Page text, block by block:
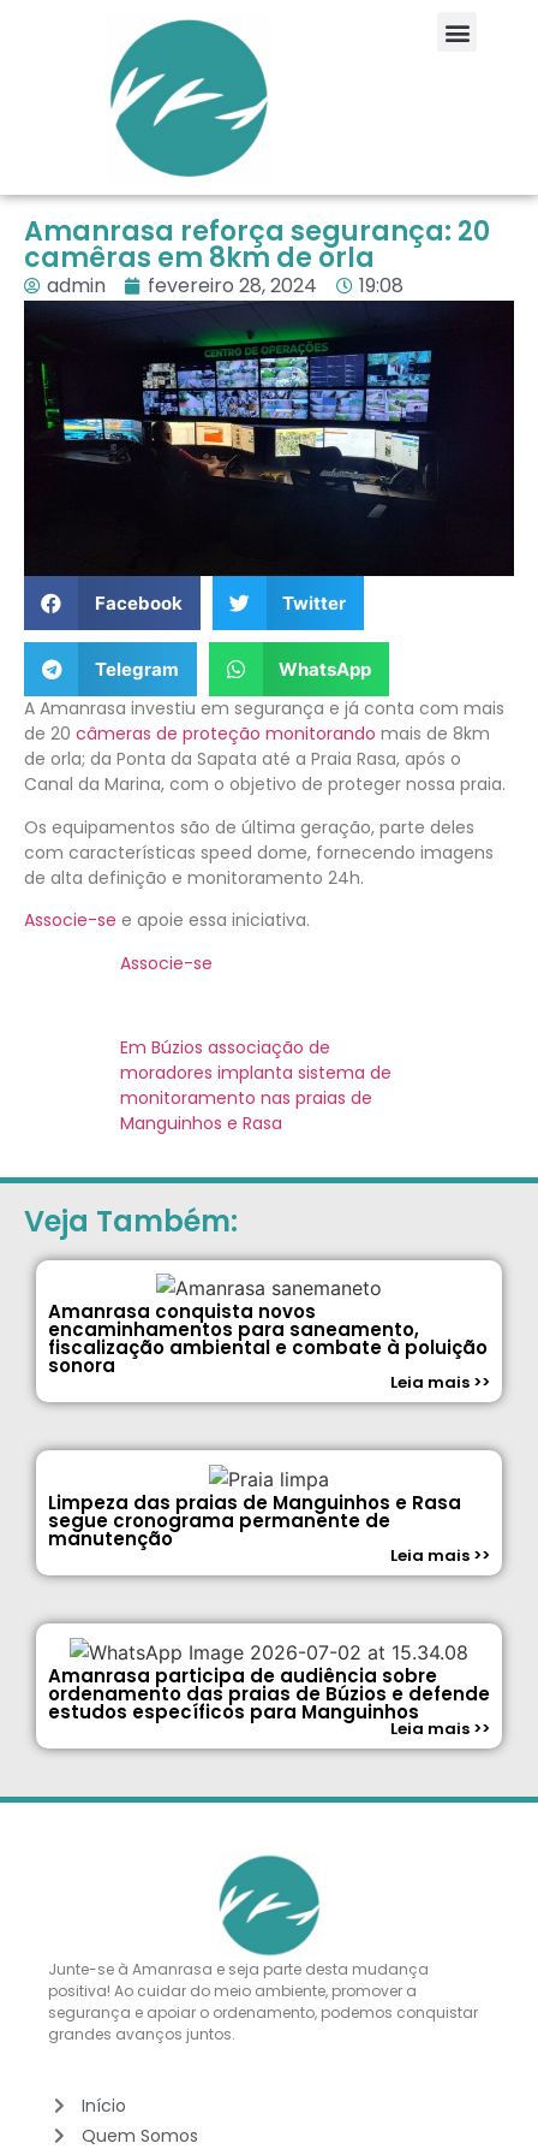
Amanrasa reforça segurança: 20
camêras em 8km de orla
admin fevereiro 28, 2024 19:08
Facebook Twitter
Telegram WhatsApp
A Amanrasa investiu em segurança e já conta com mais
de 20 câmeras de proteção monitorando mais de 8km
de orla; da Ponta da Sapata até a Praia Rasa, após o
Canal da Marina, com o objetivo de proteger nossa praia.
Os equipamentos são de última geração, parte deles
com características speed dome, fornecendo imagens
de alta definição e monitoramento 24h.
Associe-se e apoie essa iniciativa.
Associe-se
Em Búzios associação de
moradores implanta sistema de
monitoramento nas praias de
Manguinhos e Rasa
Veja Também:
Amanrasa conquista novos
encaminhamentos para saneamento,
fiscalização ambiental e combate à poluição
sonora
Leia mais >>
Limpeza das praias de Manguinhos e Rasa
segue cronograma permanente de
manutenção
Leia mais >>
Amanrasa participa de audiência sobre
ordenamento das praias de Búzios e defende
estudos específicos para Manguinhos
Leia mais >>
Junte-se à Amanrasa e seja parte desta mudança
positiva! Ao cuidar do meio ambiente, promover a
segurança e apoiar o ordenamento, podemos conquistar
grandes avanços juntos.
Início
Quem Somos